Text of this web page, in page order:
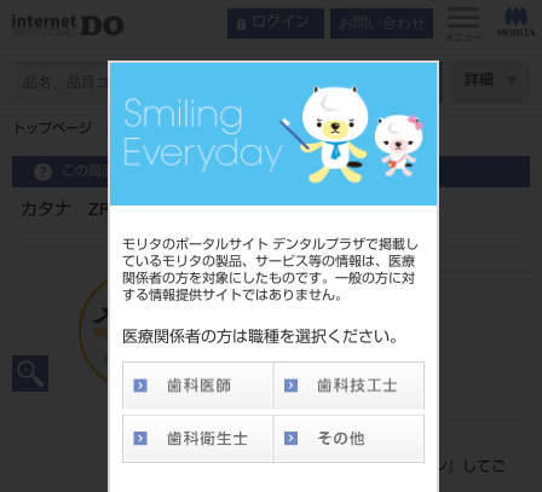
モリタのポータルサイト デンタルプラザで掲載し
ているモリタの製品、サービス等の情報は、医療
関係者の方を対象にしたものです。一般の方に対
する情報提供サイトではありません。
医療関係者の方は職種を選択ください。
ログイン お問い合わせ
メニュー
詳細
トップページ カタナ ZRディスク T18mm 1枚 HT13C
この商品に関するお問い合わせ
カタナ ZRディスク T18mm 1枚 HT13C
品目コード
4571215165342
標準価格
価格の確認は『ログイン
』してご